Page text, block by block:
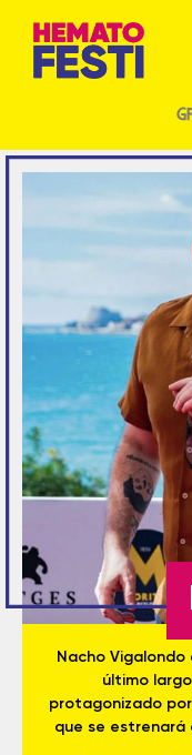
Nacho
último
protagonizado
que se estrenará